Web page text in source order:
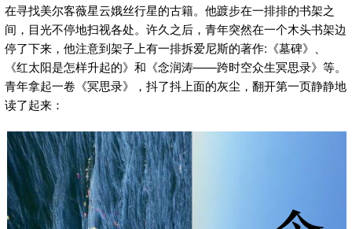
在寻找美尔客薇星云娥丝行星的古籍。 他踱步在一排排的书架之
间，目光不停地扫视各处。许久之后，青年突然在一个木头书架边
停了下来，他注意到架子上有一排拆爱尼斯的著作:《墓碑》、
《红太阳是怎样升起的》和《念润涛——跨时空众生冥思录》等。
青年拿起一卷《冥思录》，抖了抖上面的灰尘，翻开第一页静静地
读了起来：